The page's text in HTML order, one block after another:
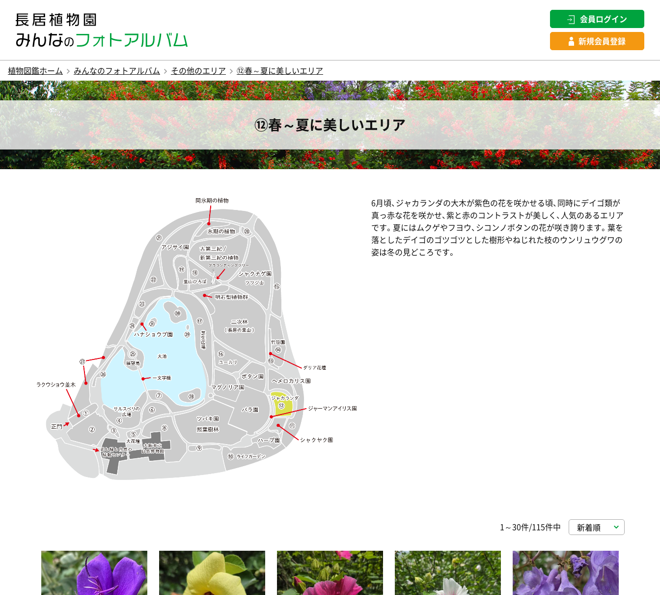
会員ログイン
新規会員登録
植物図鑑ホーム みんなのフォトアルバム その他のエリア ⑫春～夏に美しいエリア
⑫春～夏に美しいエリア
6月頃、ジャカランダの大木が紫色の花を咲かせる頃、同時にデイゴ類が
真っ赤な花を咲かせ、紫と赤のコントラストが美しく、人気のあるエリア
です。夏にはムクゲやフヨウ、シコンノボタンの花が咲き誇ります。葉を
落としたデイゴのゴツゴツとした樹形やねじれた枝のウンリュウグワの
姿は冬の見どころです。
1～30件/115件中